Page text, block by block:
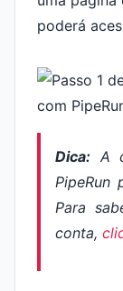
poderá
Dica: A
PipeRun
Para
conta,